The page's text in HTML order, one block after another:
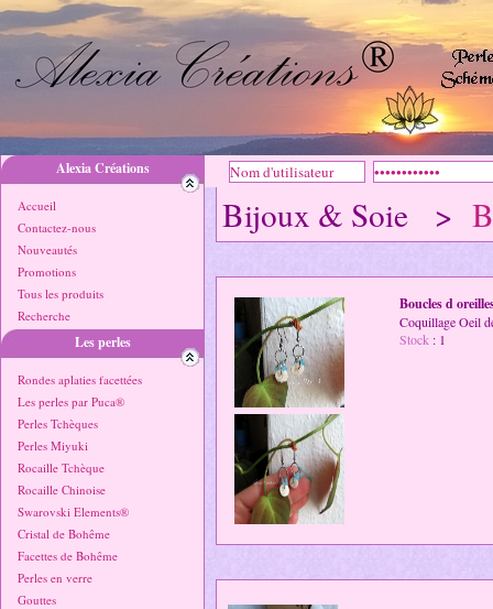
Alexia Créations
Accueil
Contactez-nous
Nouveautés
Promotions
Tous les produits
Recherche
Les perles
Rondes aplaties facettées
Les perles par Puca®
Perles Tchèques
Perles Miyuki
Rocaille Tchèque
Rocaille Chinoise
Swarovski Elements®
Cristal de Bohême
Facettes de Bohême
Perles en verre
Gouttes
Bijoux & Soie >
Boucles d
Coquillage Oeil
Stock : 1